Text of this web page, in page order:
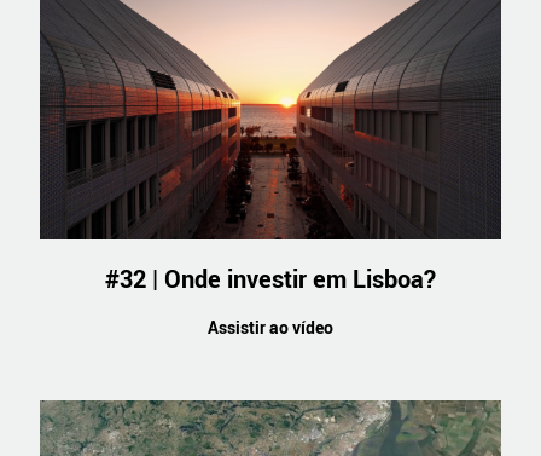
#32 | Onde investir em Lisboa?
Assistir ao vídeo